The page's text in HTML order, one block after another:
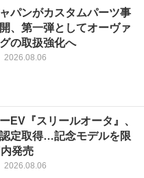
パンがカスタムパーツ事
、第一弾としてオーヴァ
の取扱強化へ
2026.08.06
EV『スリールオータ』、
定取得…記念モデルを限
発売
2026.08.06